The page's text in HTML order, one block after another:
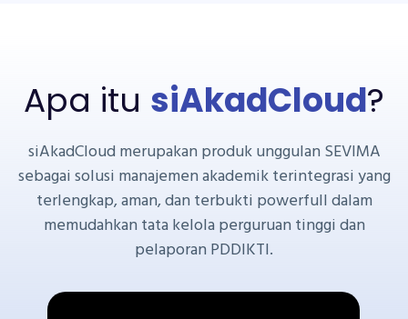
Apa itu siAkadCloud?
siAkadCloud merupakan produk unggulan SEVIMA
sebagai solusi manajemen akademik terintegrasi yang
terlengkap, aman, dan terbukti powerfull dalam
memudahkan tata kelola perguruan tinggi dan
pelaporan PDDIKTI.